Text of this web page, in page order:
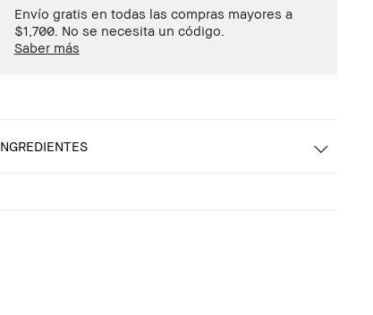
Envío gratis en todas las compras mayores a
$1,700. No se necesita un código.
Saber más